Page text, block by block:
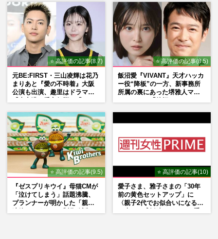
マン長男・櫻井海音だった
⭐ 高評価の記事(8.7)
元BE:FIRST・三山凌輝は花乃
まりあと『愛の不時着』大阪
公演も出演、趣里はドラマ
⭐ 高評価の記事(8.5)
飯沼愛『VIVANT』天才ハッカ
ー役“降板”の一方、新事務所
所属の裏にあった堺雅人マネ
⭐ 高評価の記事(9.5)
『ゼスプリキウイ』母猫CMが
「泣けてしまう」話題沸騰、
プランナーが明かした「親に
⭐ 高評価の記事(10)
愛子さま、雅子さまの「30年
前の黄色セットアップ」に
〈親子2代でお似合いになる〉